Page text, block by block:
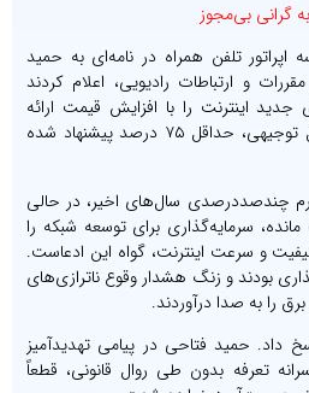
تلفن همراه در نامه‌ای به حمید
و ارتباطات رادیویی، اعلام کردند
اینترنت را با افزایش قیمت ارائه
می‌دهند. افزایشی که در دلایل توجیهی، حداقل ۷۵ درصد پیشنهاد شده
چندصددرصدی سال‌های اخیر، در حالی
سرمایه‌گذاری برای توسعه شبکه را
و سرعت اینترنت، گواه این ادعاست.
بودند و زنگ هشدار وقوع ناترازی‌های
را به صدا درآوردند.
داد. حمید فتاحی در پیامی تهدیدآمیز
تعرفه بدون طی روال قانونی، قطعاً